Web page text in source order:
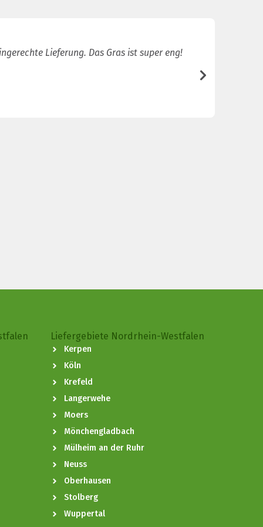
Lieferung. Das Gras ist super eng!
Liefergebiete Nordrhein-Westfalen
Kerpen
Köln
Krefeld
Langerwehe
Moers
Mönchengladbach
Mülheim an der Ruhr
Neuss
Oberhausen
Stolberg
Wuppertal